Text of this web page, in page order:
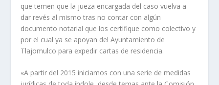
que temen que la jueza encargada del caso vuelva a
dar revés al mismo tras no contar con algún
documento notarial que los certifique como colectivo y
por el cual ya se apoyan del Ayuntamiento de
Tlajomulco para expedir cartas de residencia.
«A partir del 2015 iniciamos con una serie de medidas